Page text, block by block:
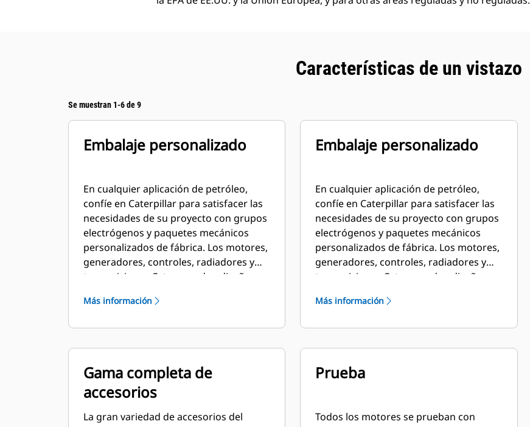
Características de un vistazo
Se muestran 1-6 de 9
Embalaje personalizado
En cualquier aplicación de petróleo,
confíe en Caterpillar para satisfacer las
necesidades de su proyecto con grupos
electrógenos y paquetes mecánicos
personalizados de fábrica. Los motores,
generadores, controles, radiadores y
transmisiones Cat se pueden diseñar y
nuestros distribuidores locales para
están cubiertos por una garantía de un
año después de la puesta en marcha.
Más información
Embalaje personalizado
En cualquier aplicación de petróleo,
confíe en Caterpillar para satisfacer las
necesidades de su proyecto con grupos
electrógenos y paquetes mecánicos
personalizados de fábrica. Los motores,
generadores, controles, radiadores y
transmisiones Cat se pueden diseñar y
nuestros distribuidores locales para
están cubiertos por una garantía de un
año después de la puesta en marcha.
Más información
Gama completa de
accesorios
La gran variedad de accesorios del
Prueba
Todos los motores se prueban con